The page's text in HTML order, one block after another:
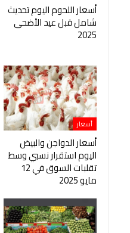
أسعار اللحوم اليوم تحديث
شامل قبل عيد الأضحى
2025
أسعار
أسعار الدواجن والبيض
اليوم استقرار نسبي وسط
تقلبات السوق في 12
مايو 2025